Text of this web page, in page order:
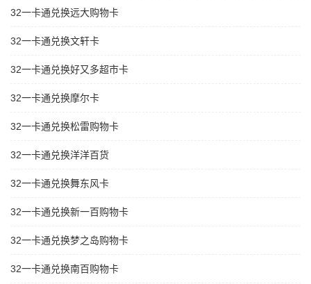
32一卡通兑换远大购物卡
32一卡通兑换文轩卡
32一卡通兑换好又多超市卡
32一卡通兑换摩尔卡
32一卡通兑换松雷购物卡
32一卡通兑换洋洋百货
32一卡通兑换舞东风卡
32一卡通兑换新一百购物卡
32一卡通兑换梦之岛购物卡
32一卡通兑换南百购物卡